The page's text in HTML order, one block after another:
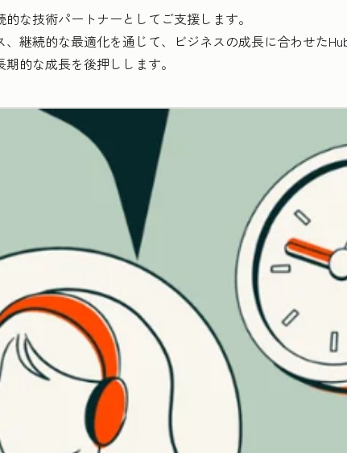
な技術パートナーとしてご支援します。
継続的な最適化を通じて、ビジネスの成長に合わせた
的な成長を後押しします。